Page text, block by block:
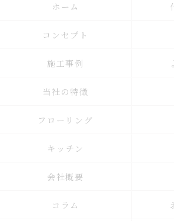
ホーム
コンセプト
施工事例
当社の特徴
フローリング
キッチン
会社概要
コラム